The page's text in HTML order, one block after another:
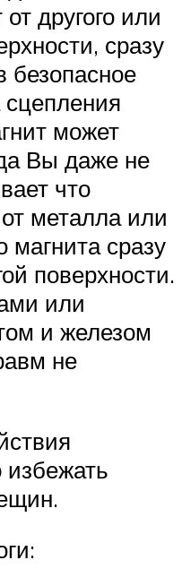
другого или
сразу
безопасное
может
Вы даже не
что
металла или
магнита сразу
поверхности.
или
и железом
не
избежать